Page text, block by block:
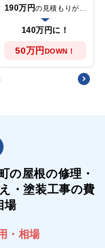
190万円の見積もりが...
140万円に！
50万円 DOWN！
の屋根の修理・
・塗装工事の費
場
・相場